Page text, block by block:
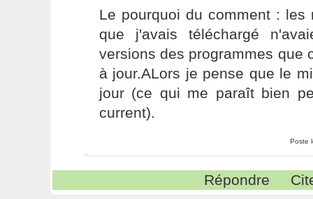
Le pourquoi du comment : les
que j'avais téléchargé
versions des programmes que
à jour.ALors je pense que le
jour (ce qui me paraît bien
current).
Poste
Répondre